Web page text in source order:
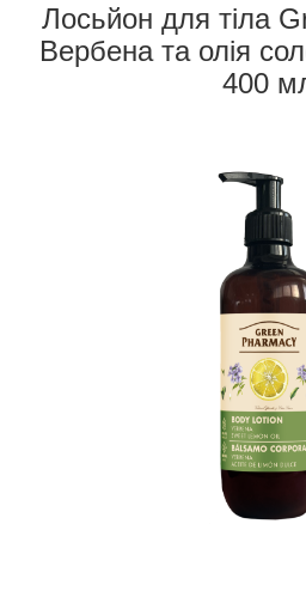
Лосьйон для тіла
Вербена та олія
400